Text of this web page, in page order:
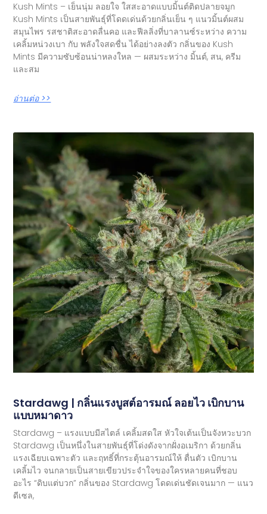
Kush Mints – เย็นนุ่ม ลอยใจ ใสสะอาดแบบมิ้นต์ติดปลายจมูก
Kush Mints เป็นสายพันธุ์ที่โดดเด่นด้วยกลิ่นเย็น ๆ แนวมิ้นต์ผสม
สมุนไพร รสชาติสะอาดลื่นคอ และฟีลลิ่งที่บาลานซ์ระหว่าง ความ
เคลิ้มหน่วงเบา กับ พลังใจสดชื่น ได้อย่างลงตัว กลิ่นของ Kush
Mints มีความซับซ้อนน่าหลงใหล — ผสมระหว่าง มิ้นต์, สน, ครีม
และสม
อ่านต่อ >>
Stardawg | กลิ่นแรงบูสต์อารมณ์ ลอยไว เบิกบาน
แบบหมาดาว
Stardawg – แรงแบบมีสไตล์ เคลิ้มสดใส หัวใจเต้นเป็นจังหวะบวก
Stardawg เป็นหนึ่งในสายพันธุ์ที่โด่งดังจากฝั่งอเมริกา ด้วยกลิ่น
แรงเฉียบเฉพาะตัว และฤทธิ์ที่กระตุ้นอารมณ์ให้ ตื่นตัว เบิกบาน
เคลิ้มไว จนกลายเป็นสายเขียวประจำใจของใครหลายคนที่ชอบ
อะไร “ดิบแต่บวก” กลิ่นของ Stardawg โดดเด่นชัดเจนมาก — แนว
ดีเซล,